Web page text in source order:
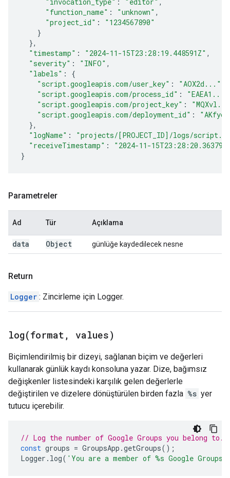
"function_name" : "unknown" ,
"project_id" :
"1234567890"
}
},
"timestamp" : "2024-11-15T23:28:19.448591Z" ,
"severity" : "INFO" ,
"labels" :
{
"script.googleapis.com/user_key" : "AOX2d..."
"script.googleapis.com/process_id" : "EAEA1..."
"script.googleapis.com/project_key" :
"script.googleapis.com/deployment_id" :
},
"logName" :
"projects/[PROJECT_ID]/logs/
"receiveTimestamp" :
"2024-11-
}
Parametreler
Ad Tür Açıklama
data Object günlüğe kaydedilecek nesne
Return
Logger : Zincirleme için Logger.
log(format , values)
Biçimlendirilmiş bir dizeyi, sağlanan biçim ve değerleri
kullanarak günlük kaydı konsoluna yazar. Dize, bağımsız
değişkenler listesindeki karşılık gelen değerlerle
değiştirilen ve dizelere dönüştürülen birden fazla %s yer
tutucu içerebilir.
// Log the number of Google Groups you belong to.
const groups = GroupsApp .getGroups();
Logger . log( 'You are a member of %s Google